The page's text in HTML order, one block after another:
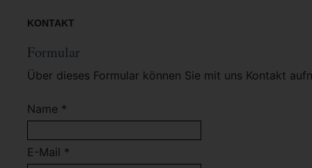
KONTAKT
Formular
Über dieses Formular können Sie mit uns Kontakt
Name *
E-Mail *